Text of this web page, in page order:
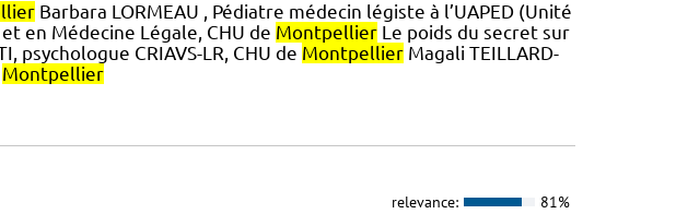
Barbara LORMEAU , Pédiatre médecin légiste à l’UAPED (Unité
en Médecine Légale, CHU de MontpellierLe poids du secret sur
psychologue CRIAVS-LR, CHU de MontpellierMagali TEILLARD-
Montpellier
relevance: 81%